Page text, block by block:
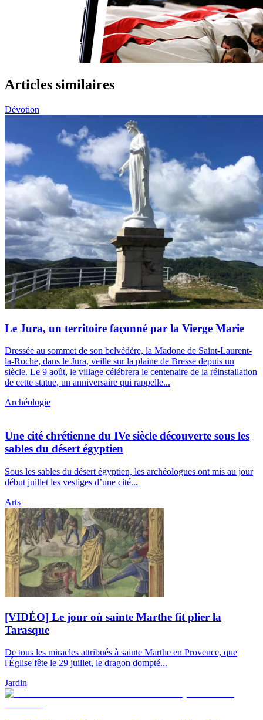
Articles similaires
Dévotion
Le Jura, un territoire façonné par la Vierge Marie
Dressée au sommet de son belvédère, la Madone de Saint-Laurent-
la-Roche, dans le Jura, veille sur la plaine de Bresse depuis un
siècle. Le 9 août, le village célébrera le centenaire de la réinstallation
de cette statue, un anniversaire qui rappelle...
Archéologie
Une cité chrétienne du IVe siècle découverte sous les
sables du désert égyptien
Sous les sables du désert égyptien, les archéologues ont mis au jour
début juillet les vestiges d’une cité...
Arts
[VIDÉO] Le jour où sainte Marthe fit plier la
Tarasque
De tous les miracles attribués à sainte Marthe en Provence, que
l'Église fête le 29 juillet, le dragon dompté...
Jardin